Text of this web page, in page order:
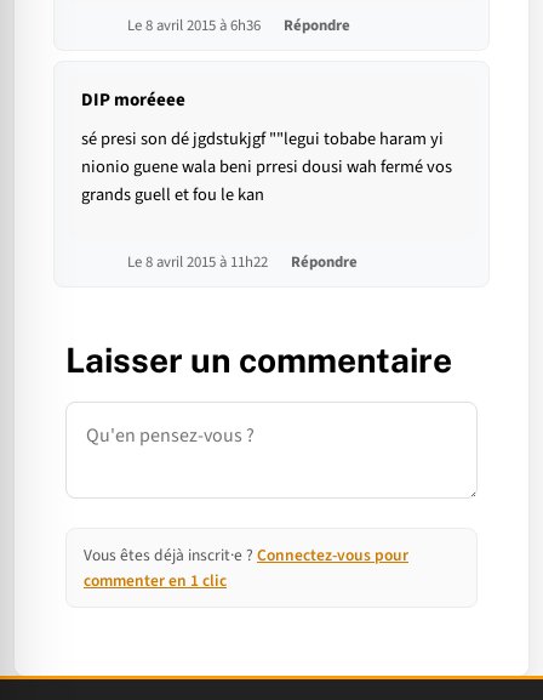
Le 8 avril 2015 à 6h36 Répondre
DIP moréeee
sé presi son dé jgdstukjgf ""legui tobabe haram yi
nionio guene wala beni prresi dousi wah fermé vos
grands guell et fou le kan
Le 8 avril 2015 à 11h22 Répondre
Laisser un commentaire
Commentaire
Vous êtes déjà inscrit·e ? Connectez-vous pour
commenter en 1 clic